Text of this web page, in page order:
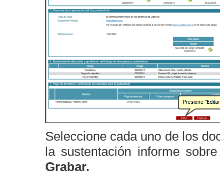
Seleccione cada uno de los
la sustentación informe
Grabar.